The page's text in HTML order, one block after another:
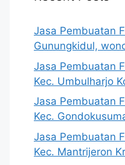
Jasa Pembuatan
Gunungkidul,
Jasa Pembuatan
Kec. Umbulharjo
Jasa Pembuatan
Kec.
Jasa Pembuatan
Kec. Mantrijeron